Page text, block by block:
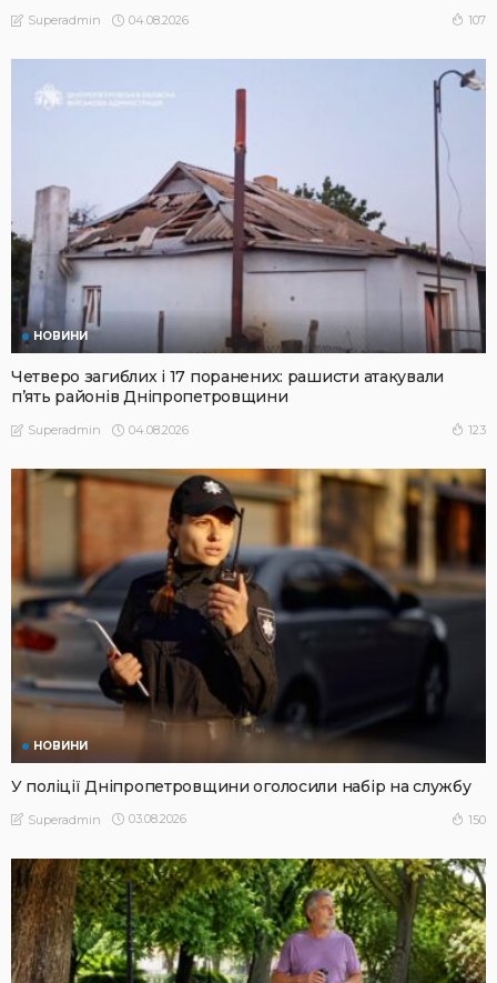
Superadmin 04.08.2026 107
НОВИНИ
Четверо загиблих і 17 поранених: рашисти атакували
п’ять районів Дніпропетровщини
Superadmin 04.08.2026 123
НОВИНИ
У поліції Дніпропетровщини оголосили набір на службу
Superadmin 03.08.2026 150